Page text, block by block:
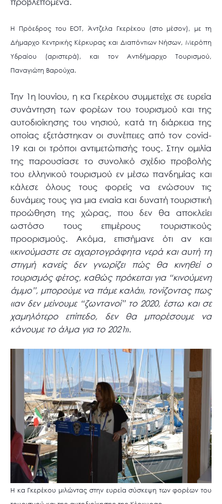
Η Πρόεδρος του ΕΟΤ, Άντζελα Γκερέκου (στο μέσον), με τη
Δήμαρχο Κεντρικής Κέρκυρας και Διαπόντιων Νήσων, Μερόπη
Υδραίου (αριστερά), και τον Αντιδήμαρχο Τουρισμού,
Παναγιώτη Βαρούχα.
Την 1η Ιουνίου, η κα Γκερέκου συμμετείχε σε ευρεία
συνάντηση των φορέων του τουρισμού και της
αυτοδιοίκησης του νησιού, κατά τη διάρκεια της
οποίας εξετάστηκαν οι συνέπειες από τον covid-
19 και οι τρόποι αντιμετώπισής τους. Στην ομιλία
της παρουσίασε το συνολικό σχέδιο προβολής
του ελληνικού τουρισμού εν μέσω πανδημίας και
κάλεσε όλους τους φορείς να ενώσουν τις
δυνάμεις τους για μια ενιαία και δυνατή τουριστική
προώθηση της χώρας, που δεν θα αποκλείει
ωστόσο τους επιμέρους τουριστικούς
προορισμούς. Ακόμα, επισήμανε ότι αν και
«κινούμαστε σε αχαρτογράφητα νερά και αυτή τη
στιγμή κανείς δεν γνωρίζει πώς θα κινηθεί ο
τουρισμός φέτος, καθώς πρόκειται για “κινούμενη
άμμο”, μπορούμε να πάμε καλά», τονίζοντας πως
«αν δεν μείνουμε “ζωντανοί” το 2020, έστω και σε
χαμηλότερο επίπεδο, δεν θα μπορέσουμε να
κάνουμε το άλμα για το 2021».
Η κα Γκερέκου μιλώντας στην ευρεία σύσκεψη των φορέων του